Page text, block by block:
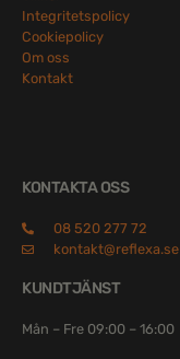
Integritetspolicy
Cookiepolicy
Om oss
Kontakt
KONTAKTA OSS
08 520 277 72
kontakt@reflexa.se
KUNDTJÄNST
Mån – Fre 09:00 – 16:00